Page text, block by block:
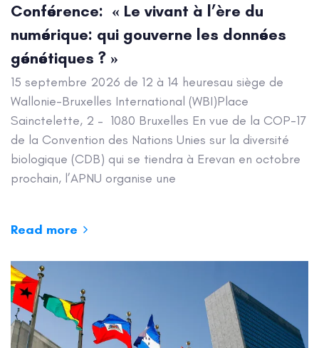
Conférence: « Le vivant à l’ère du
numérique: qui gouverne les données
génétiques ? »
15 septembre 2026 de 12 à 14 heuresau siège de
Wallonie-Bruxelles International (WBI)Place
Sainctelette, 2 – 1080 Bruxelles En vue de la COP-17
de la Convention des Nations Unies sur la diversité
biologique (CDB) qui se tiendra à Erevan en octobre
prochain, l’APNU organise une
Read more